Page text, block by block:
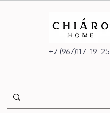
+7 (967)117-19-25